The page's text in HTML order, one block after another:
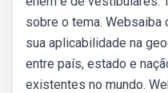
sobre o tema. Websaiba
sua aplicabilidade na
entre país, estado e
existentes no mundo.